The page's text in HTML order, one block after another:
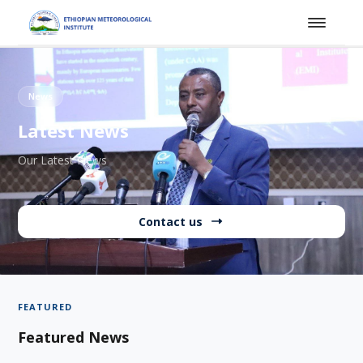
News
Latest News
Our Latest News
Contact us
FEATURED
Featured News